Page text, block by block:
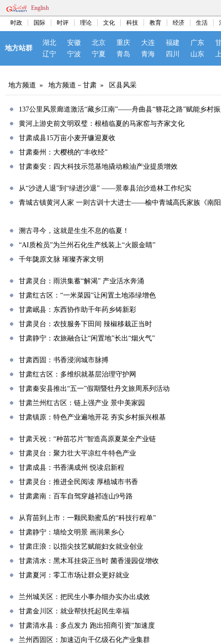
English
时政 国际 时评 理论 文化 科技 教育 经济 生活
地方站群
湖北 安徽 北京 重庆 大连 福建 广东
辽宁
宁波 宁夏 青岛 青海 四川 山东
地方频道 » 地方频道－甘肃 » 区县风采
137公里风景廊道激活“藏乡江南”——舟曲县“簪花之路”赋能乡村
黄河上游史前文明双璧：根植临夏的马家窑与齐家文化
甘肃成县15万亩小麦开镰迎夏收
甘肃秦州：大樱桃的“丰收经”
甘肃秦安：四大科技示范基地撬动粮油产业提质增效
从“沙进人退”到“绿进沙退” ——景泰县治沙造林工作纪实
青城古镇黄河人家 一则古训十大进士——榆中青城高氏家族《南
溯古寻今，这就是生生不息的临夏！
“AI质检员”为兰州石化生产线装上“火眼金睛”
千年陇原文脉 璀璨齐家文明
甘肃灵台：雨洪集蓄“解渴” 产业活水奔涌
甘肃红古区：“一米菜园”让闲置土地添绿增色
甘肃岷县：东西协作助千年药乡铸新彩
甘肃灵台：农技服务下田间 辣椒移栽正当时
甘肃静宁：农旅融合让“闲置地”长出“烟火气”
甘肃西固：书香浸润城市脉搏
甘肃红古区：多维织就基层治理守护网
甘肃秦安县推出“五一”假期暨牡丹文旅周系列活动
甘肃兰州红古区：链上强产业 景中美家园
甘肃镇原：特色产业遍地开花 夯实乡村振兴根基
甘肃天祝：“种苗芯片”智造高原夏菜全产业链
甘肃灵台：聚力壮大平凉红牛特色产业
甘肃成县：书香满成州 悦读启新程
甘肃灵台：推进全民阅读 厚植城市书香
甘肃肃南：百车自驾穿越祁连山9号路
从育苗到上市：一颗民勤蜜瓜的“科技行程单”
甘肃静宁：墙绘文明景 画润果乡心
甘肃庄浪：以指尖技艺赋能妇女就业创业
甘肃清水：黑木耳挂袋正当时 菌香漫园促增收
甘肃夏河：零工市场让群众更好就业
兰州城关区：把民生小事办细办实办出成效
甘肃金川区：就业帮扶托起民生幸福
甘肃清水县：多点发力 跑出招商引资“加速度
兰州西固区：加速迈向千亿级石化产业集群